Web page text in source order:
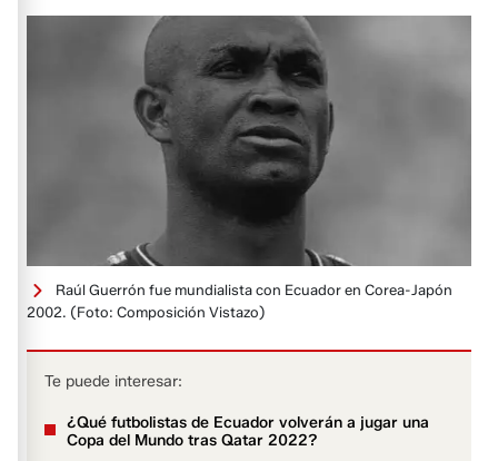
Raúl Guerrón fue mundialista con Ecuador en Corea-Japón
2002. (Foto: Composición Vistazo)
Te puede interesar:
¿Qué futbolistas de Ecuador volverán a jugar una
Copa del Mundo tras Qatar 2022?